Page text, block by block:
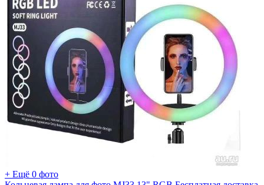
+ Ещё 0 фото